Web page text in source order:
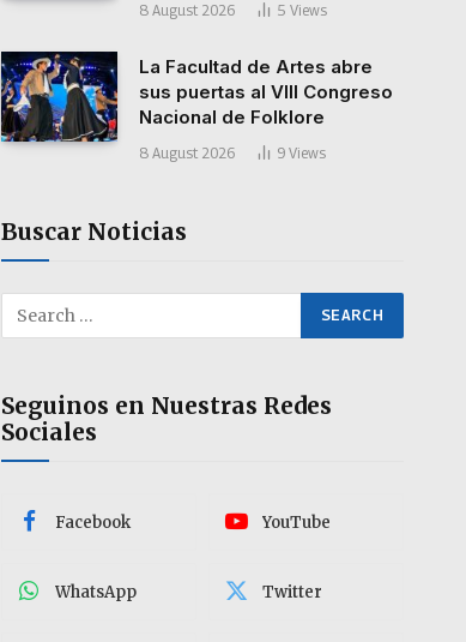
8 August 2026 5 Views
La Facultad de Artes abre
sus puertas al VIII Congreso
Nacional de Folklore
8 August 2026 9 Views
Buscar Noticias
Seguinos en Nuestras Redes
Sociales
Facebook YouTube
WhatsApp Twitter